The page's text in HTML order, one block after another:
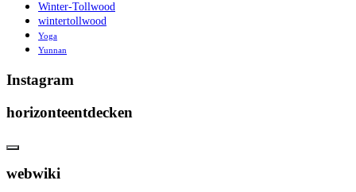
Winter-Tollwood
wintertollwood
Yoga
Yunnan
Instagram
horizonteentdecken
webwiki